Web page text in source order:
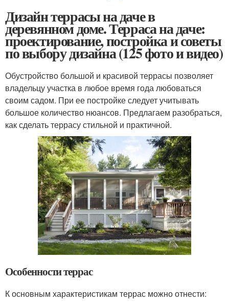
Дизайн террасы на даче в
деревянном доме. Терраса на даче:
проектирование, постройка и советы
по выбору дизайна (125 фото и видео)
Обустройство большой и красивой террасы позволяет
владельцу участка в любое время года любоваться
своим садом. При ее постройке следует учитывать
большое количество нюансов. Предлагаем разобраться,
как сделать террасу стильной и практичной.
Особенности террас
К основным характеристикам террас можно отнести: